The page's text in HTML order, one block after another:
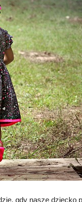
gdy nasze dziecko